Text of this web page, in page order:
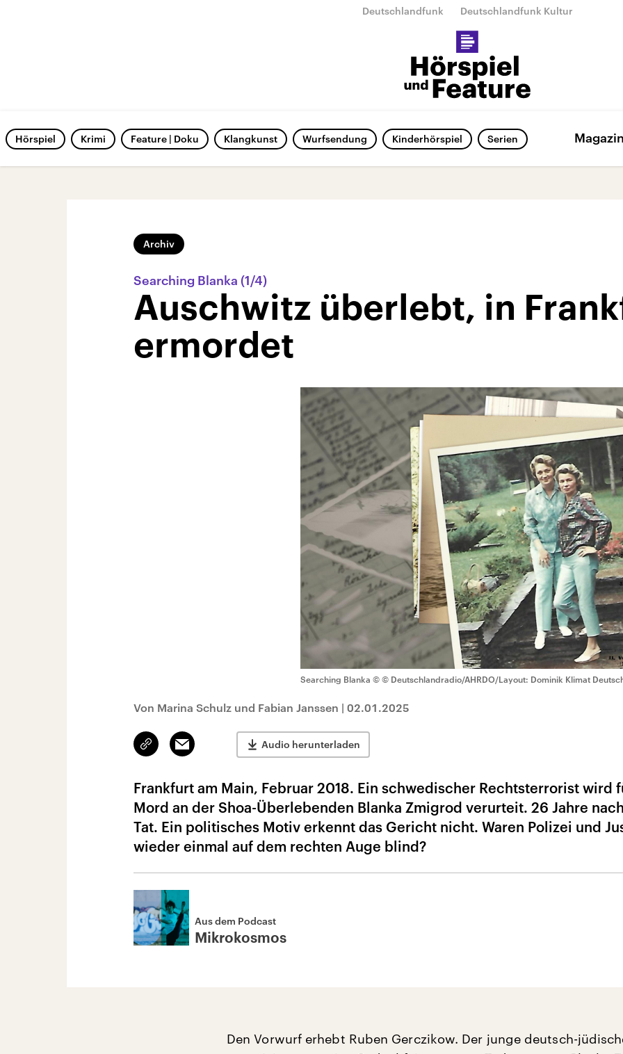
Deutschlandfunk Deutschlandfunk Kultur
Hörspiel Krimi Feature | Doku Klangkunst Wurfsendung Kinderhörspiel Serien Magazin
Archiv
Searching Blanka (1/4)
Auschwitz überlebt, in
ermordet
Searching Blanka © © Deutschlandradio/AHRDO/Layout: Dominik Klimat
Von Marina Schulz und Fabian Janssen | 02.01.2025
Link
kopieren/teilen
Email Audio herunterladen
Frankfurt am Main, Februar 2018. Ein schwedischer Rechtsterrorist wird
Mord an der Shoa-Überlebenden Blanka Zmigrod verurteit. 26 Jahre
Tat. Ein politisches Motiv erkennt das Gericht nicht. Waren Polizei und
wieder einmal auf dem rechten Auge blind?
Aus dem Podcast
Mikrokosmos
Den Vorwurf erhebt Ruben Gerczikow. Der junge deutsch-